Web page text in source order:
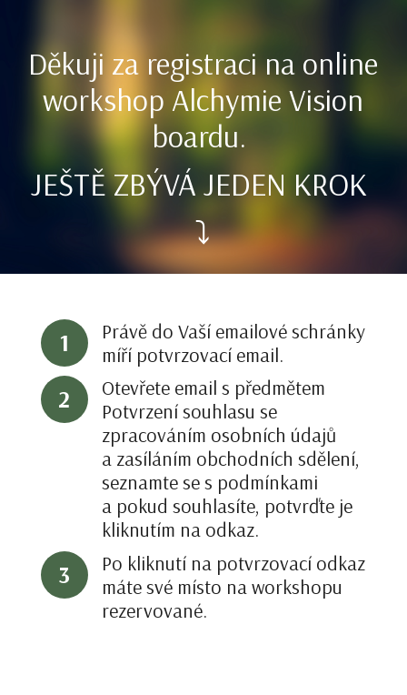
Děkuji za registraci na online
workshop Alchymie Vision
boardu.
JEŠTĚ ZBÝVÁ JEDEN KROK
⤵︎
1
Právě do Vaší emailové schránky
míří potvrzovací email.
2
Otevřete email s předmětem
Potvrzení souhlasu se
zpracováním osobních údajů
a zasíláním obchodních sdělení,
seznamte se s podmínkami
a pokud souhlasíte, potvrďte je
kliknutím na odkaz.
3
Po kliknutí na potvrzovací odkaz
máte své místo na workshopu
rezervované.